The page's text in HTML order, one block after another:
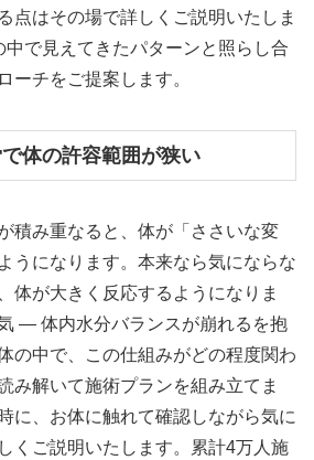
点はその場で詳しくご説明いたしま
で見えてきたパターンと照らし合
ーチをご提案します。
体の許容範囲が狭い
積み重なると、体が「ささいな変
うになります。本来なら気にならな
体が大きく反応するようになりま
― 体内水分バランスが崩れるを抱
の中で、この仕組みがどの程度関わ
み解いて施術プランを組み立てま
に、お体に触れて確認しながら気に
くご説明いたします。累計4万人施